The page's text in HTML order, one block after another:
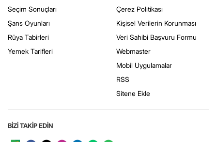
Seçim Sonuçları
Şans Oyunları
Rüya Tabirleri
Yemek Tarifleri
Çerez Politikası
Kişisel Verilerin Korunması
Veri Sahibi Başvuru Formu
Webmaster
Mobil Uygulamalar
RSS
Sitene Ekle
BİZİ TAKİP EDİN